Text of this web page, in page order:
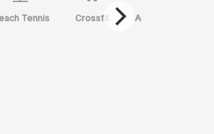
Tennis Crossfit Arte Marziale